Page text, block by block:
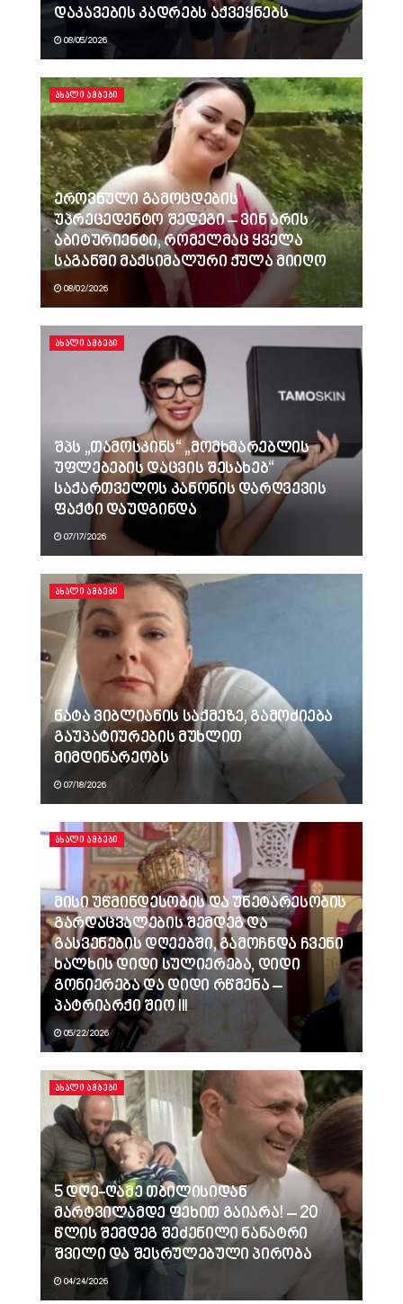
დაკავების კადრებს აქვეყნებს
08/05/2026
ᲐᲮᲐᲚᲘ ᲐᲛᲑᲔᲑᲘ
ეროვნული გამოცდების
უპრეცედენტო შედეგი – ვინ არის
აბიტურიენტი, რომელმაც ყველა
საგანში მაქსიმალური ქულა მიიღო
08/02/2026
ᲐᲮᲐᲚᲘ ᲐᲛᲑᲔᲑᲘ
შპს „თამოსკინს“ „მომხმარებლის
უფლებების დაცვის შესახებ“
საქართველოს კანონის დარღვევის
ფაქტი დაუდგინდა
07/17/2026
ᲐᲮᲐᲚᲘ ᲐᲛᲑᲔᲑᲘ
ნატა ვიბლიანის საქმეზე, გამოძიება
გაუპატიურების მუხლით
მიმდინარეობს
07/18/2026
ᲐᲮᲐᲚᲘ ᲐᲛᲑᲔᲑᲘ
მისი უწმინდესობის და უნეტარესობის
გარდაცვალების შემდეგ და
გასვენების დღეებში, გამოჩნდა ჩვენი
ხალხის დიდი სულიერება, დიდი
გონიერება და დიდი რწმენა –
პატრიარქი შიო III
05/22/2026
ᲐᲮᲐᲚᲘ ᲐᲛᲑᲔᲑᲘ
5 დღე-ღამე თბილისიდან
მარტვილამდე ფეხით გაიარა! – 20
წლის შემდეგ შეძენილი ნანატრი
შვილი და შესრულებული პირობა
04/24/2026